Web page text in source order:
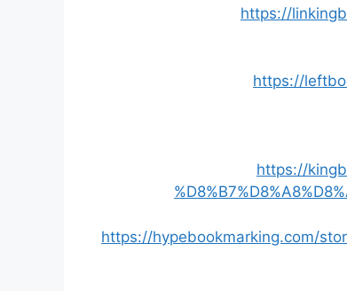
https://
https://
https://
https://hypebookmarking.com/